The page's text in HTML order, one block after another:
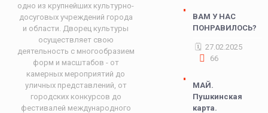
одно из крупнейших культурно-
досуговых учреждений города
и области. Дворец культуры
осуществляет свою
деятельность с многообразием
форм и масштабов - от
камерных мероприятий до
уличных представлений, от
городских конкурсов до
фестивалей международного
ВАМ У НАС
ПОНРАВИЛОСЬ?
27.02.2025
66
МАЙ.
Пушкинская
карта.